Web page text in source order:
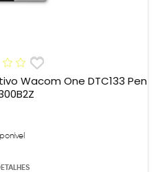
Wacom One DTC133 Pen